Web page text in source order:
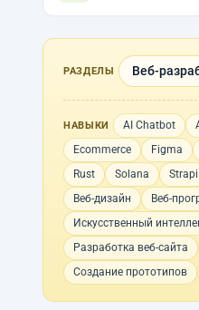
РАЗДЕЛЫ Веб-
НАВЫКИ AI Chatbot
Ecommerce
Figma
Rust
Solana Strapi
Веб-дизайн
Веб-
Искусственный
Разработка веб-сайта
Создание прототипов